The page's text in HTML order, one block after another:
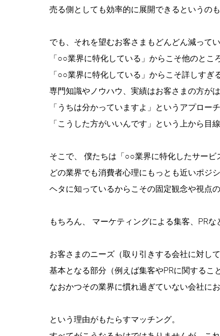
売る側としても効率的に展開できるというの
でも、それを望むお客さまもどんどん減って
「○○業界に特化している」からこそ他のとこ
「○○業界に特化している」からこそ詳しすぎ
専門知識やノウハウ、実績はお客さまの方が
「うちは分かっていますよ」というアプロー
「こうした方がいいんです」という上から目
そこで、 僕たちは「○○業界に特化したサービ
どの業界でも消費者心理にもっとも近いポジ
ヘタに知っているからこその固定観念や視点
もちろん、 マーケティングによる集客、PR
お客さまのニーズ（取り引きする会社に対し
基本となる部分（例えば集客やPRに関するこ
なおかつその業界に慣れ過ぎていない会社に
という理由がもたらすマッチング。